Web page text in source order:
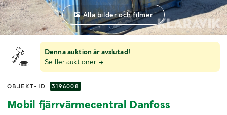
Denna auktion är avslutad!
Se fler auktioner
OBJEKT-ID: 3196008
Mobil fjärrvärmecentral Danfoss
Alla bilder och filmer